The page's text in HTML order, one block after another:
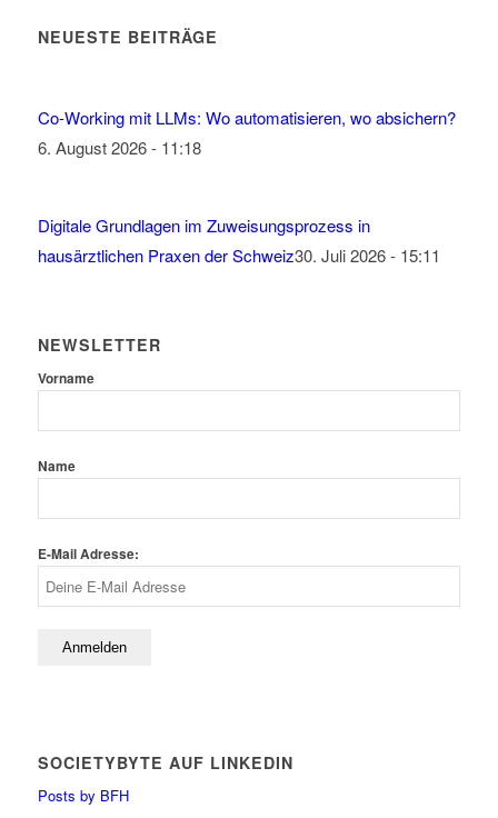
NEUESTE BEITRÄGE
Co-Working mit LLMs: Wo automatisieren, wo absichern?
6. August 2026 - 11:18
Digitale Grundlagen im Zuweisungsprozess in
hausärztlichen Praxen der Schweiz30. Juli 2026 - 15:11
NEWSLETTER
Vorname
Name
E-Mail Adresse:
SOCIETYBYTE AUF LINKEDIN
Posts by BFH